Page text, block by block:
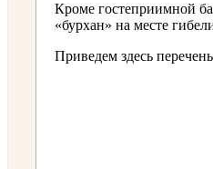
Кроме гостеприимной
«бурхан» на месте
Приведем здесь